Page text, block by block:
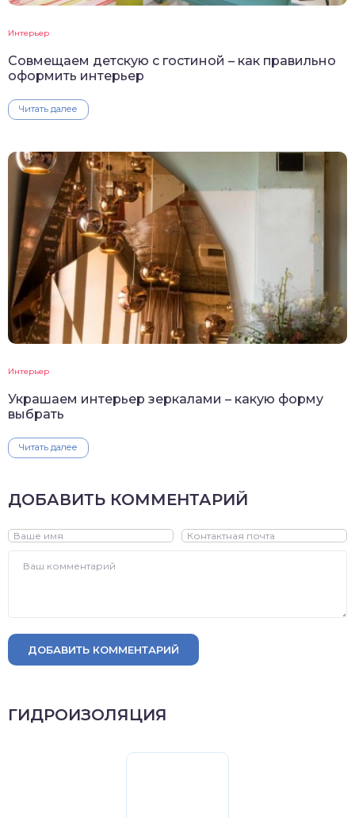
Интерьер
Совмещаем детскую с гостиной – как правильно
оформить интерьер
Читать далее
Интерьер
Украшаем интерьер зеркалами – какую форму
выбрать
Читать далее
ДОБАВИТЬ КОММЕНТАРИЙ
ДОБАВИТЬ КОММЕНТАРИЙ
ГИДРОИЗОЛЯЦИЯ